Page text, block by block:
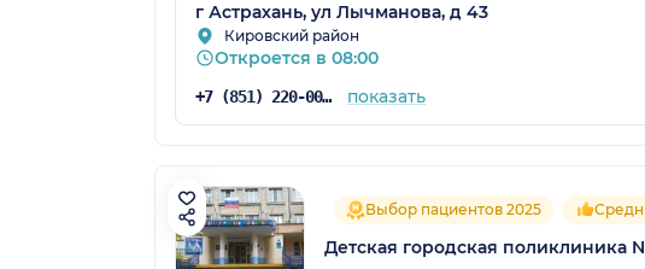
г Астрахань, ул Лычманова, д 43
Кировский район
Откроется в 08:00
+7 (851) 220-00-75 показать
Выбор пациентов 2025
Детская городская поликлиника